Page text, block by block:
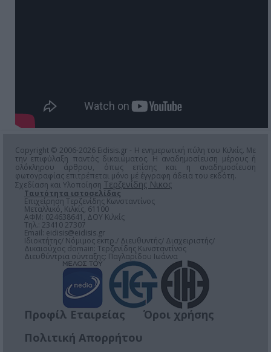
Copyright © 2006-2026 Eidisis.gr - Η ενημερωτική πύλη του Κιλκίς. Με
την επιφύλαξη παντός δικαιώματος. Η αναδημοσίευση μέρους ή
ολόκληρου άρθρου, όπως επίσης και η αναδημοσίευση
φωτογραφίας επιτρέπεται μόνο μέ έγγραφη άδεια του εκδότη.
Σχεδίαση και Υλοποίηση Τερζενίδης Νικος
Ταυτότητα ιστοσελίδας
Επιχείρηση Τερζενίδης Κωνσταντίνος
Μεταλλικό, Κιλκίς, 61100
ΑΦΜ: 024638641, ΔΟΥ Κιλκίς
Τηλ.: 23410 27307
Email: eidisis@eidisis.gr
Ιδιοκτήτης/ Νόμιμος εκπρ./ Διευθυντής/ Διαχειριστής/
Δικαιούχος domain: Τερζενίδης Κωνσταντίνος
Διευθύντρια σύνταξης: Παγλαρίδου Ιωάννα
Προφίλ Εταιρείας
Όροι χρήσης
Πολιτική Απορρήτου